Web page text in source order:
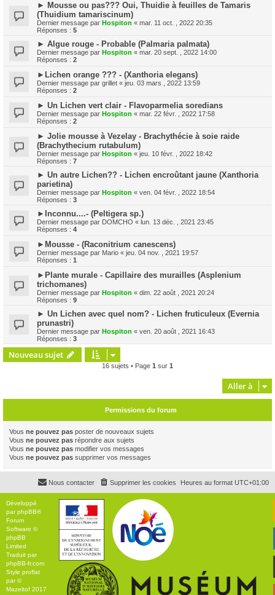
► Mousse ou pas??? Oui, Thuidie à feuilles de Tamaris
(Thuidium tamariscinum)
Dernier message par Hospiton « mar. 11 oct. , 2022 20:35
Réponses : 5
► Algue rouge - Probable (Palmaria palmata)
Dernier message par Hospiton « mar. 20 sept. , 2022 14:00
Réponses : 2
►Lichen orange ??? - (Xanthoria elegans)
Dernier message par grillet « jeu. 03 mars , 2022 13:59
Réponses : 2
► Un Lichen vert clair - Flavoparmelia soredians
Dernier message par Hospiton « mar. 22 févr. , 2022 17:58
Réponses : 2
► Jolie mousse à Vezelay - Brachythécie à soie raide
(Brachythecium rutabulum)
Dernier message par Hospiton « jeu. 10 févr. , 2022 18:42
Réponses : 7
► Un autre Lichen?? - Lichen encroûtant jaune (Xanthoria
parietina)
Dernier message par Hospiton « ven. 04 févr. , 2022 18:54
Réponses : 3
►Inconnu....- (Peltigera sp.)
Dernier message par DOMCHO « lun. 13 déc. , 2021 23:45
Réponses : 4
►Mousse - (Raconitrium canescens)
Dernier message par Mario « jeu. 04 nov. , 2021 19:57
Réponses : 1
►Plante murale - Capillaire des murailles (Asplenium
trichomanes)
Dernier message par Hospiton « dim. 22 août , 2021 20:24
Réponses : 9
► Un Lichen avec quel nom? - Lichen fruticuleux (Evernia
prunastri)
Dernier message par Hospiton « ven. 20 août , 2021 16:43
Réponses : 3
Nouveau sujet
16 sujets • Page 1 sur 1
Aller à
Permissions du forum
Vous ne pouvez pas poster de nouveaux sujets
Vous ne pouvez pas répondre aux sujets
Vous ne pouvez pas modifier vos messages
Vous ne pouvez pas supprimer vos messages
Heures au format UTC+01:00
Supprimer les cookies
Nous contacter
Développé
parphpBB®
Forum
Software ©
phpBB
Limited
Traduit par
phpBB-fr.com
Style proflat
par ©
Mazeltof 2017